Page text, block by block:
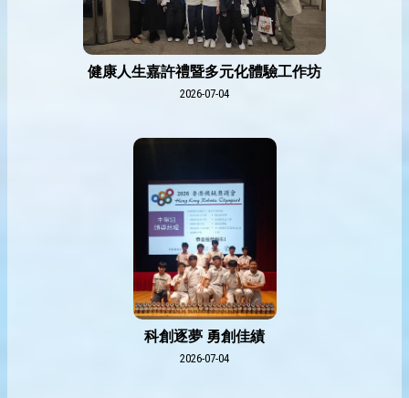
健康人生嘉許禮暨多元化體驗工作坊
2026-07-04
科創逐夢 勇創佳績
2026-07-04